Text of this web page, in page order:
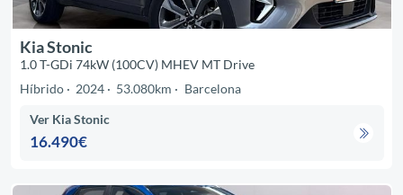
Kia Stonic
1.0 T-GDi 74kW (100CV) MHEV MT Drive
Híbrido
2024 53.080km Barcelona
Ver Kia Stonic
16.490€